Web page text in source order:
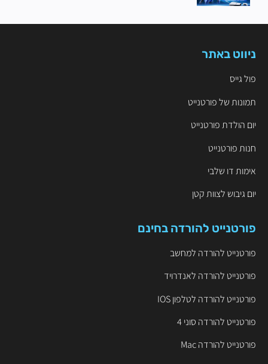
ניווט באתר
פול גייס
תמונות של פורטנייט
יום הולדת פורטנייט
חנות פורטנייט
אימות דו שלבי
יום גיבוש לצוות קטן
פורטנייט להורדה בחינם
פורטנייט להורדה למחשב
פורטנייט להורדה לאנדרויד
פורטנייט להורדה לטלפון IOS
פורטנייט להורדה סוני 4
פורטנייט להורדה Mac